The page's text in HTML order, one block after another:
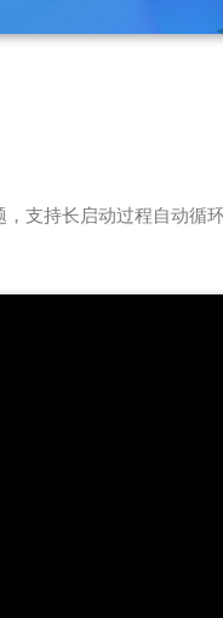
支持长启动过程自动循